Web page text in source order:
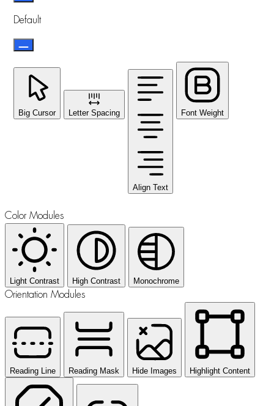
Default
Big Cursor Letter Spacing
Align Text
Font Weight
Color Modules
Light Contrast High Contrast Monochrome
Orientation Modules
Reading Line Reading Mask Hide Images Highlight Content